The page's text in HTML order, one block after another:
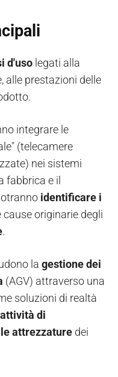
d'uso legati alla
alle prestazioni delle
integrare le
(telecamere
nei sistemi
fabbrica e il
identificare i
cause originarie degli
.
la gestione dei
(AGV) attraverso una
soluzioni di realtà
di
attrezzature dei